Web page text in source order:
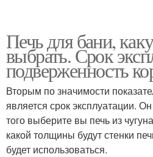
Печь для бани,
выбрать. Срок
подверженность
Вторым по значимости
является срок эксплуатации.
того выберите вы печь из
какой толщины будут стенки
будет использоваться.